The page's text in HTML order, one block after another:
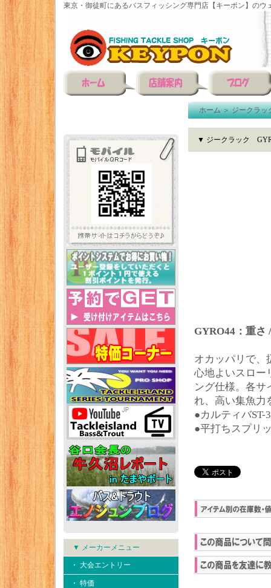
東京・御徒町にあるバスフィッシング専門店【キーポン】のウ
▼ メーカーメニュー
・ 大会エントリー
・ 特価
ホーム＞ジークラッ
▼ ジークラック
GYRO44：重
オカッパリで、
心地よいスロー
ング仕様。各サ
れ、高い集魚力
●カルティバST-
●平打ちスプリ